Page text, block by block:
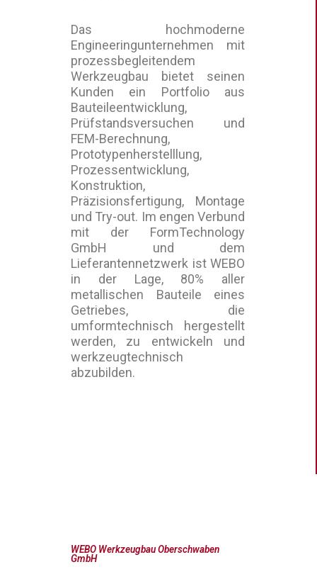
Das hochmoderne
Engineeringunternehmen mit
prozessbegleitendem
Werkzeugbau bietet seinen
Kunden ein Portfolio aus
Bauteileentwicklung,
Prüfstandsversuchen und
FEM-Berechnung,
Prototypenherstelllung,
Prozessentwicklung,
Konstruktion,
Präzisionsfertigung, Montage
und Try-out. Im engen Verbund
mit der FormTechnology
GmbH und dem
Lieferantennetzwerk ist WEBO
in der Lage, 80% aller
metallischen Bauteile eines
Getriebes, die
umformtechnisch hergestellt
werden, zu entwickeln und
werkzeugtechnisch
abzubilden.
WEBO Werkzeugbau Oberschwaben
GmbH